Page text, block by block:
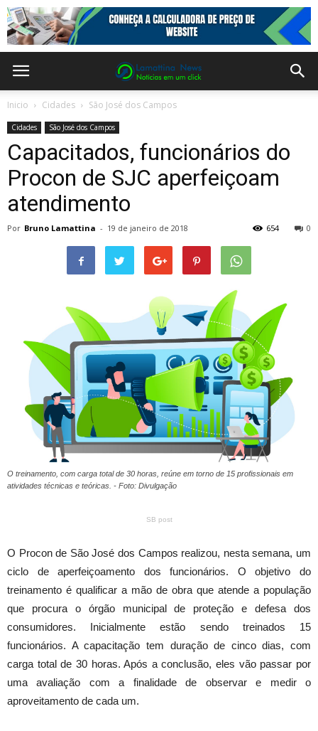
Inicio Cidades São José dos Campos
Cidades São José dos Campos
Capacitados, funcionários do
Procon de SJC aperfeiçoam
atendimento
Por Bruno Lamattina - 19 de janeiro de 2018 0
654
O treinamento, com carga total de 30 horas, reúne em torno de 15 profissionais em
atividades técnicas e teóricas. - Foto: Divulgação
SB post
O Procon de São José dos Campos realizou, nesta semana, um
ciclo de aperfeiçoamento dos funcionários. O objetivo do
treinamento é qualificar a mão de obra que atende a população
que procura o órgão municipal de proteção e defesa dos
consumidores. Inicialmente estão sendo treinados 15
funcionários. A capacitação tem duração de cinco dias, com
carga total de 30 horas. Após a conclusão, eles vão passar por
uma avaliação com a finalidade de observar e medir o
aproveitamento de cada um.